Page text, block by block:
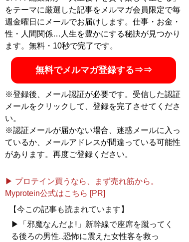
として勤務した経験とネットワークを活かし、大手経済
誌のWEB版などで宅配関連の記事も執筆する。タクシ
ー・宅配業界の現場視点から、「物」・「人」・「運
ぶ」・「届ける」をそれぞれハード（荷物・人）だけで
はなく、ソフト（心と気持ち）の面を中心に記事を執筆
中。ブログ
「二階堂運人ホームページ」
をテーマに厳選した記事をメルマガ会員限定で毎
週金曜日にメールでお届けします。仕事・お金・
性・人間関係…人生を豊かにする秘訣が見つかり
ます。無料・10秒で完了です。
無料でメルマガ登録する⇒⇒
※登録後、メール認証が必要です。受信した認証
メールをクリックして、登録を完了させてくださ
い。
※認証メールが届かない場合、迷惑メールに入っ
ているか、メールアドレスが間違っている可能性
があります。再度ご登録ください。
▶ プロテイン買うなら、まず売れ筋から。
Myprotein公式はこちら [PR]
【今この記事も読まれています】
▶「邪魔なんだよ!」新幹線で座席を蹴ってく
る後ろの男性...恐怖に震えた女性客を救っ